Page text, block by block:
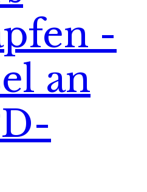
-
an